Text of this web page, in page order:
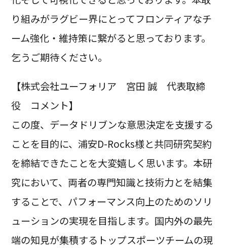
り組みがラグビー界にとってフロンティアなチ
ーム強化・維持策に繋がると思っております。
乞うご期待ください。
【株式会社ユーフォリア 宮田 誠 代表取締
役 コメント】
この度、データドリブンな意思決定を支援する
ことを目的に、浦安D-Rocks様と共同研究契約
を締結できたことを大変嬉しく思います。本研
究において、両者の専門知識と技術力とを結集
することで、パフォーマンス向上のためのソリ
ューションの実現を目指します。国内外の最先
端の知見が集積するトップスポーツチームの現